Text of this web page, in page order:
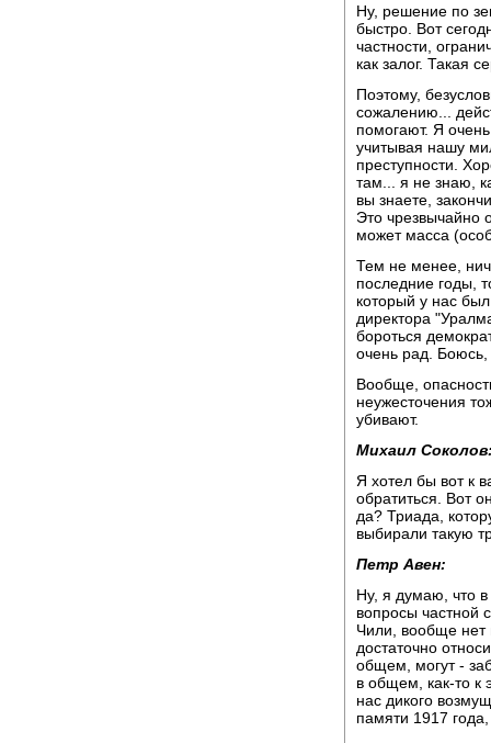
Ну, решение по
быстро. Вот
частности,
как залог. Такая
Поэтому,
сожалению...
помогают. Я
учитывая нашу
преступности.
там... я не знаю,
вы знаете,
Это чрезвычайно
может масса
Тем не менее,
последние годы,
который у нас
директора
бороться
очень рад.
Вообще,
неужесточения
убивают.
Михаил
Я хотел бы вот к
обратиться. Вот
да? Триада,
выбирали такую
Петр Авен:
Ну, я думаю, что
вопросы частной
Чили, вообще нет
достаточно
общем, могут -
в общем, как-то к
нас дикого
памяти 1917 года,